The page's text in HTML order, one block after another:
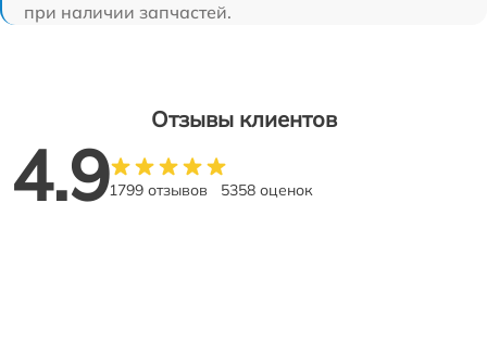
при наличии запчастей.
Отзывы клиентов
4.91799 отзывов 5358 оценок